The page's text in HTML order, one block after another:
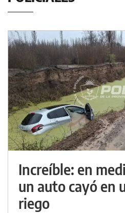
Increíble: en
un auto cayó en
riego